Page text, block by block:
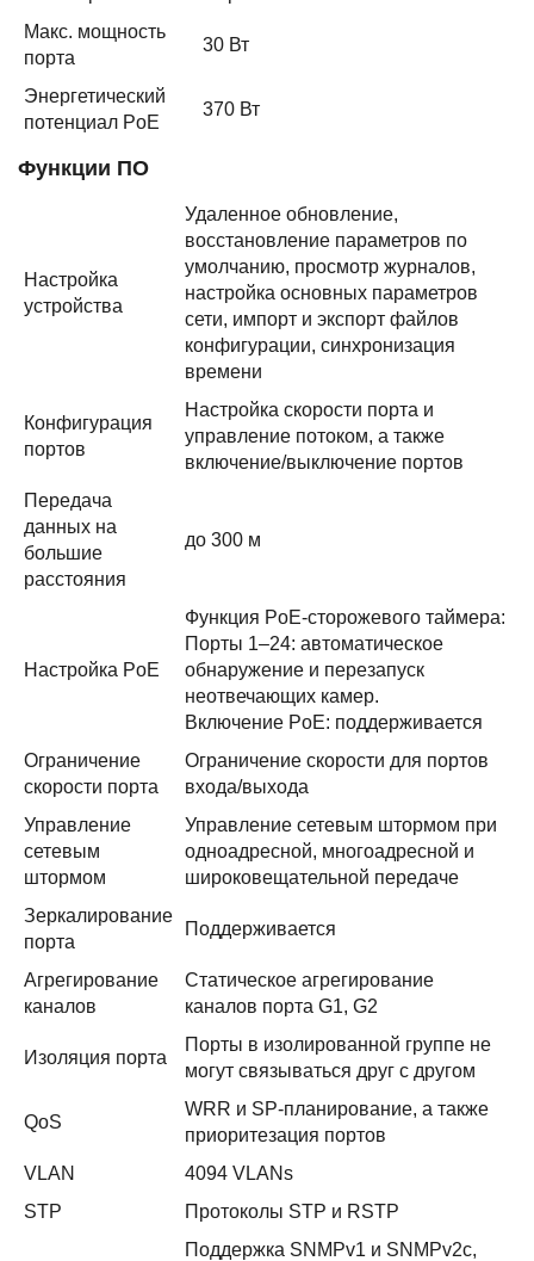
Макс. мощность
порта
30 Вт
Энергетический
потенциал PoE
370 Вт
Функции ПО
Настройка
устройства
Удаленное обновление,
восстановление параметров по
умолчанию, просмотр журналов,
настройка основных параметров
сети, импорт и экспорт файлов
конфигурации, синхронизация
времени
Конфигурация
портов
Настройка скорости порта и
управление потоком, а также
включение/выключение портов
Передача
данных на
большие
расстояния
до 300 м
Настройка PoE
Функция PoE-сторожевого таймера:
Порты 1–24: автоматическое
обнаружение и перезапуск
неотвечающих камер.
Включение PoE: поддерживается
Ограничение
скорости порта
Ограничение скорости для портов
входа/выхода
Управление
сетевым
штормом
Управление сетевым штормом при
одноадресной, многоадресной и
широковещательной передаче
Зеркалирование
порта
Поддерживается
Агрегирование
каналов
Статическое агрегирование
каналов порта G1, G2
Изоляция порта
Порты в изолированной группе не
могут связываться друг с другом
QoS
WRR и SP-планирование, а также
приоритезация портов
VLAN
4094 VLANs
STP
Протоколы STP и RSTP
Поддержка SNMPv1 и SNMPv2c,